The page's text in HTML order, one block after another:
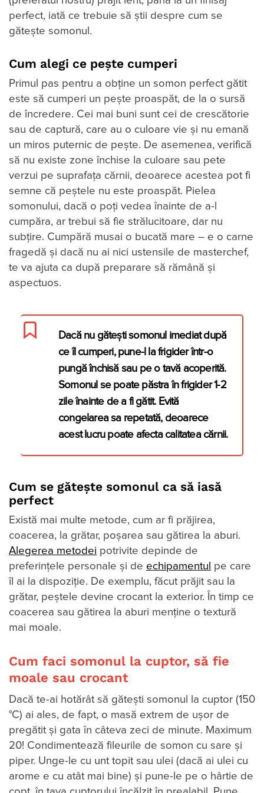
perfect, iată ce trebuie să știi despre cum se
gătește somonul.
Cum alegi ce pește cumperi
Primul pas pentru a obține un somon perfect gătit
este să cumperi un pește proaspăt, de la o sursă
de încredere. Cei mai buni sunt cei de crescătorie
sau de captură, care au o culoare vie și nu emană
un miros puternic de pește. De asemenea, verifică
să nu existe zone închise la culoare sau pete
verzui pe suprafața cărnii, deoarece acestea pot fi
semne că peștele nu este proaspăt. Pielea
somonului, dacă o poți vedea înainte de a-l
cumpăra, ar trebui să fie strălucitoare, dar nu
subțire. Cumpără musai o bucată mare – e o carne
fragedă și dacă nu ai nici ustensile de masterchef,
te va ajuta ca după preparare să rămână și
aspectuos.
Dacă nu gătești somonul imediat după
ce îl cumperi, pune-l la frigider într-o
pungă închisă sau pe o tavă acoperită.
Somonul se poate păstra în frigider 1-2
zile înainte de a fi gătit. Evită
congelarea sa repetată, deoarece
acest lucru poate afecta calitatea cărnii.
Cum se gătește somonul ca să iasă
perfect
Există mai multe metode, cum ar fi prăjirea,
coacerea, la grătar, poșarea sau gătirea la aburi.
Alegerea metodei potrivite depinde de
preferințele personale și de echipamentul pe care
îl ai la dispoziție. De exemplu, făcut prăjit sau la
grătar, peștele devine crocant la exterior. În timp ce
coacerea sau gătirea la aburi menține o textură
mai moale.
Cum faci somonul la cuptor, să fie
moale sau crocant
Dacă te-ai hotărât să gătești somonul la cuptor (150
°C) ai ales, de fapt, o masă extrem de ușor de
pregătit și gata în câteva zeci de minute. Maximum
20! Condimentează fileurile de somon cu sare și
piper. Unge-le cu unt topit sau ulei (dacă ai ulei cu
arome e cu atât mai bine) și pune-le pe o hârtie de